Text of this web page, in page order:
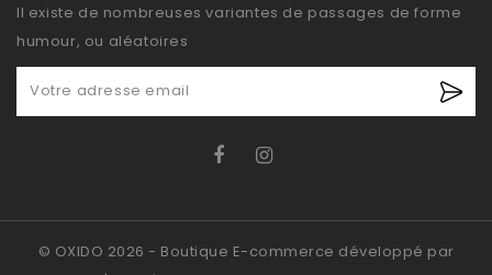
Il existe de nombreuses variantes de passages de forme
humour, ou aléatoires
© OXIDO 2026 - Boutique E-commerce développé par